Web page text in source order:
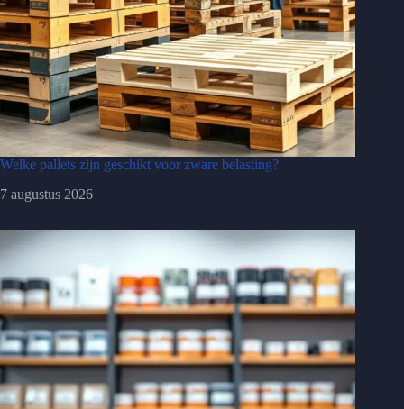
Welke pallets zijn geschikt voor zware belasting?
7 augustus 2026